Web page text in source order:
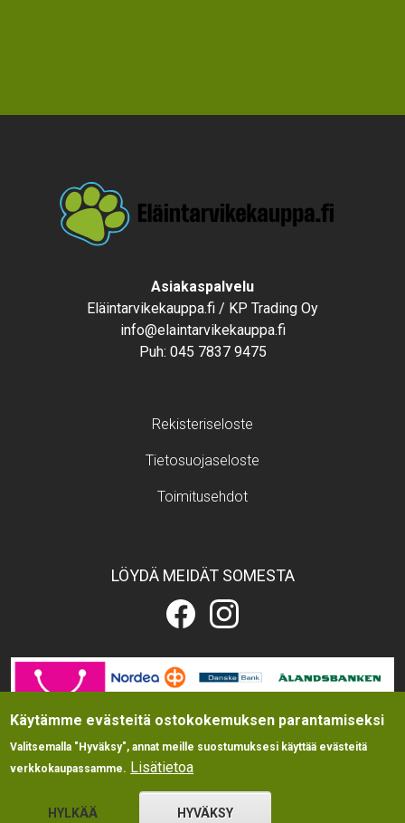
Asiakaspalvelu
Eläintarvikekauppa.fi / KP Trading Oy
info@elaintarvikekauppa.fi
Puh: 045 7837 9475
Rekisteriseloste
Tietosuojaseloste
Toimitusehdot
LÖYDÄ MEIDÄT SOMESTA
Eläintarvikekauppa.fi
Facebookissa
Eläintarvikekauppa.fi
Instagramissa
Image
Käytämme evästeitä ostokokemuksen parantamiseksi
Valitsemalla "Hyväksy", annat meille suostumuksesi käyttää evästeitä
verkkokaupassamme. Lisätietoa
HYLKÄÄ HYVÄKSY